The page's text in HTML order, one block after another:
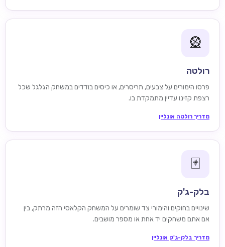
🎡
רולטה
פרסו הימורים על צבעים, תריסרים, או כיסים בודדים במשחק הגלגל שכל
רצפת קזינו עדיין מתמקדת בו.
מדריך רולטה אונליין
🃏
בלק-ג'ק
שינויים בחוקים והימורי צד שומרים על המשחק הקלאסי הזה מרתק, בין
אם אתם משחקים יד אחת או מספר מושבים.
מדריך בלק-ג'ק אונליין